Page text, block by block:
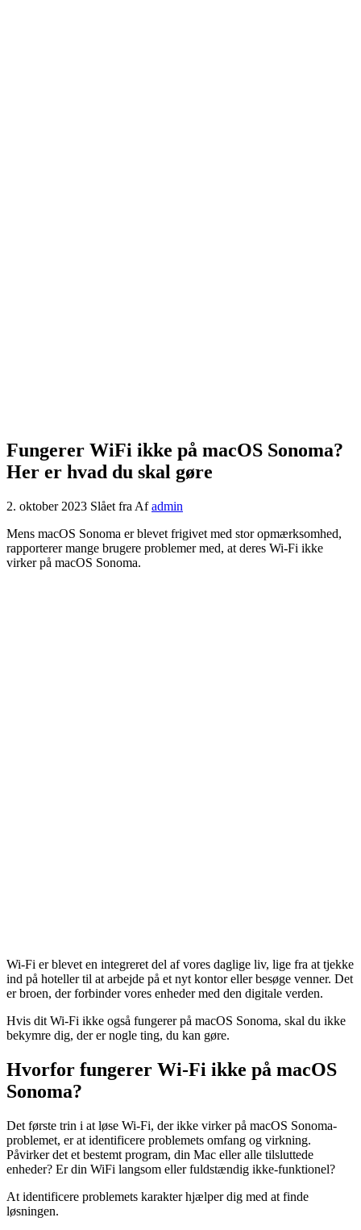
Fungerer WiFi ikke på macOS Sonoma?
Her er hvad du skal gøre
2. oktober 2023 Slået fra Af admin
Mens macOS Sonoma er blevet frigivet med stor opmærksomhed,
rapporterer mange brugere problemer med, at deres Wi-Fi ikke
virker på macOS Sonoma.
Wi-Fi er blevet en integreret del af vores daglige liv, lige fra at tjekke
ind på hoteller til at arbejde på et nyt kontor eller besøge venner. Det
er broen, der forbinder vores enheder med den digitale verden.
Hvis dit Wi-Fi ikke også fungerer på macOS Sonoma, skal du ikke
bekymre dig, der er nogle ting, du kan gøre.
Hvorfor fungerer Wi-Fi ikke på macOS
Sonoma?
Det første trin i at løse Wi-Fi, der ikke virker på macOS Sonoma-
problemet, er at identificere problemets omfang og virkning.
Påvirker det et bestemt program, din Mac eller alle tilsluttede
enheder? Er din WiFi langsom eller fuldstændig ikke-funktionel?
At identificere problemets karakter hjælper dig med at finde
løsningen.